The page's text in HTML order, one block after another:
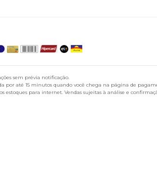
sem prévia notificação.
por até 15 minutos quando você chega na página de
estoques para internet. Vendas sujeitas à análise e